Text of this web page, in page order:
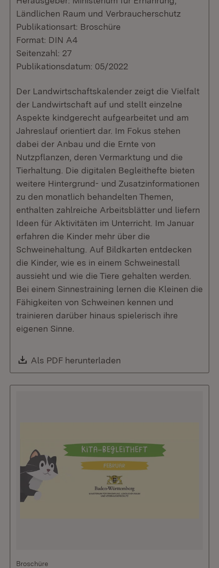
Ländlichen Raum und Verbraucherschutz
Publikationsart: Broschüre
Format: DIN A4
Seitenzahl: 27
Publikationsdatum: 05/2022
Der Landwirtschaftskalender zeigt die Vielfalt
der Landwirtschaft auf und stellt einzelne
Aspekte kindgerecht aufgearbeitet und am
Jahreslauf orientiert dar. Im Fokus stehen
dabei der Anbau und die Ernte von
Nutzpflanzen, deren Vermarktung und die
Tierhaltung. Die digitalen Begleithefte bieten
weitere Hintergrund- und Zusatzinformationen
zu den monatlich behandelten Themen,
enthalten zahlreiche Arbeitsblätter und liefern
Ideen für Aktivitäten im Unterricht. Im Januar
erfahren die Kinder mehr über die
Schweinehaltung. Auf Bildkarten entdecken
die Kinder, wie es in einem Schweinestall
aussieht und wie die Tiere gehalten werden.
Bei einem Sinnestraining lernen die Kleinen die
Fähigkeiten von Schweinen kennen und
trainieren darüber hinaus spielerisch ihre
eigenen Sinne.
Download:
Als PDF herunterladen
Broschüre